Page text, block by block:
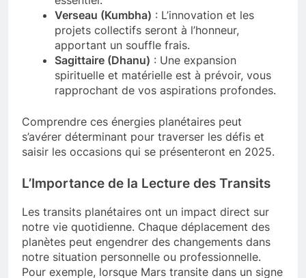
Verseau (Kumbha) : L’innovation et les
projets collectifs seront à l’honneur,
apportant un souffle frais.
Sagittaire (Dhanu) : Une expansion
spirituelle et matérielle est à prévoir, vous
rapprochant de vos aspirations profondes.
Comprendre ces énergies planétaires peut
s’avérer déterminant pour traverser les défis et
saisir les occasions qui se présenteront en 2025.
L’Importance de la Lecture des Transits
Les transits planétaires ont un impact direct sur
notre vie quotidienne. Chaque déplacement des
planètes peut engendrer des changements dans
notre situation personnelle ou professionnelle.
Pour exemple, lorsque Mars transite dans un signe